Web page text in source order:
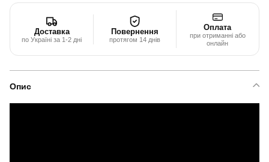
Доставка
по Україні за 1-2 дні
Повернення
протягом 14 днів
Оплата
при отриманні або
онлайн
Опис